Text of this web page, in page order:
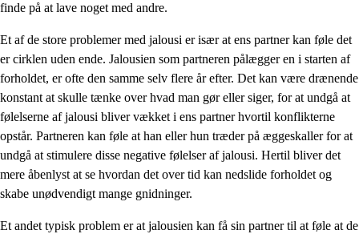
finde på at lave noget med andre.
Et af de store problemer med jalousi er især at ens partner kan føle det
er cirklen uden ende. Jalousien som partneren pålægger en i starten af
forholdet, er ofte den samme selv flere år efter. Det kan være drænende
konstant at skulle tænke over hvad man gør eller siger, for at undgå at
følelserne af jalousi bliver vækket i ens partner hvortil konflikterne
opstår. Partneren kan føle at han eller hun træder på æggeskaller for at
undgå at stimulere disse negative følelser af jalousi. Hertil bliver det
mere åbenlyst at se hvordan det over tid kan nedslide forholdet og
skabe unødvendigt mange gnidninger.
Et andet typisk problem er at jalousien kan få sin partner til at føle at de